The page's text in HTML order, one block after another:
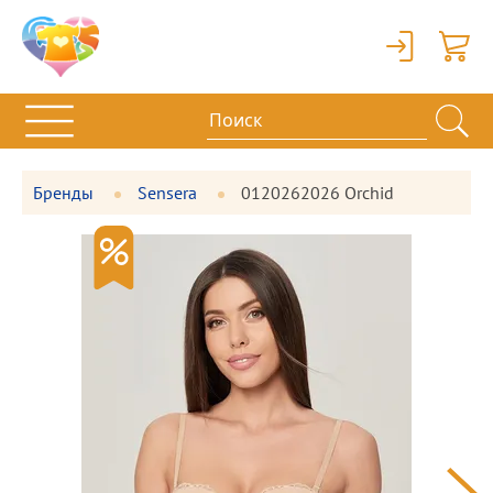
Вход
Бренды Sensera 0120262026 Orchid
Фотографии
товара
Большая
фотография